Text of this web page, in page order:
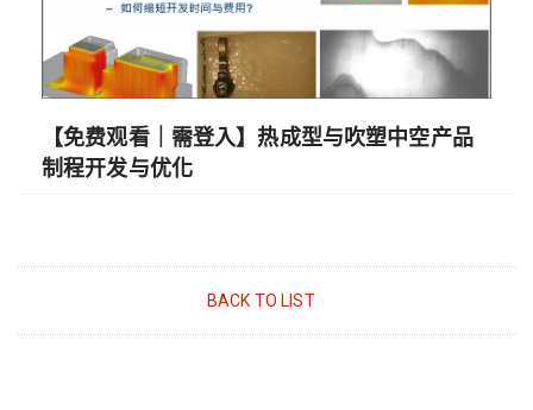
【免费观看｜需登入】热成型与吹塑中空产品
制程开发与优化
BACK TO LIST